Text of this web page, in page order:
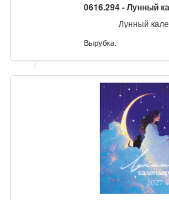
0616.294 - Лунный
Лунный
Вырубка.